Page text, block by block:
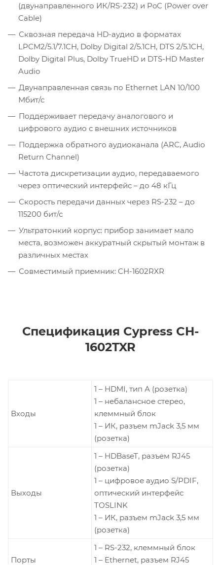
(двунаправленного ИК/RS-232) и PoC (Power over
Cable)
Сквозная передача HD-аудио в форматах
LPCM2/5.1/7.1CH, Dolby Digital 2/5.1CH, DTS 2/5.1CH,
Dolby Digital Plus, Dolby TrueHD и DTS-HD Master
Audio
Двунаправленная связь по Ethernet LAN 10/100
Мбит/с
Поддерживает передачу аналогового и
цифрового аудио с внешних источников
Поддержка обратного аудиоканала (ARC, Audio
Return Channel)
Частота дискретизации аудио, передаваемого
через оптический интерфейс – до 48 кГц
Скорость передачи данных через RS-232 – до
115200 бит/с
Ультратонкий корпус: прибор занимает мало
места, возможен аккуратный скрытый монтаж в
различных местах
Совместимый приемник: CH-1602RXR
Спецификация Cypress CH-
1602TXR
Входы
1 – HDMI, тип А (розетка)
1 – небалансное стерео,
клеммный блок
1 – ИК, разъем mJack 3,5 мм
(розетка)
Выходы
1 – HDBaseT, разъем RJ45
(розетка)
1 – цифровое аудио S/PDIF,
оптический интерфейс
TOSLINK
1 – ИК, разъем mJack 3,5 мм
(розетка)
Порты
1 – RS-232, клеммный блок
1 – Ethernet, разъем RJ45